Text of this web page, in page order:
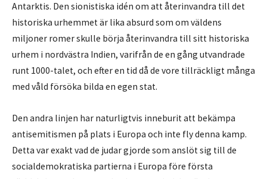
Antarktis. Den sionistiska idén om att återinvandra till det
historiska urhemmet är lika absurd som om väldens
miljoner romer skulle börja återinvandra till sitt historiska
urhem i nordvästra Indien, varifrån de en gång utvandrade
runt 1000-talet, och efter en tid då de vore tillräckligt många
med våld försöka bilda en egen stat.
Den andra linjen har naturligtvis inneburit att bekämpa
antisemitismen på plats i Europa och inte fly denna kamp.
Detta var exakt vad de judar gjorde som anslöt sig till de
socialdemokratiska partierna i Europa före första